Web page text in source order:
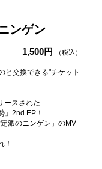
ンゲン
1,500円 （税込）
と交換できる"チケット
ースされた
」2nd EP！
派のニンゲン」のMV
！